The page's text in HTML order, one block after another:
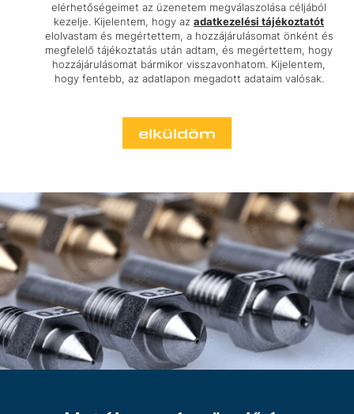
elérhetőségeimet az üzenetem megválaszolása céljából
kezelje. Kijelentem, hogy az adatkezelési tájékoztatót
elolvastam és megértettem, a hozzájárulásomat önként és
megfelelő tájékoztatás után adtam, és megértettem, hogy
hozzájárulásomat bármikor visszavonhatom. Kijelentem,
hogy fentebb, az adatlapon megadott adataim valósak.
elküldöm